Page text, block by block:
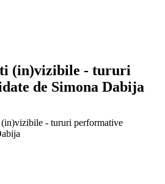
(in)vizibile - tururi
de Simona Dabija